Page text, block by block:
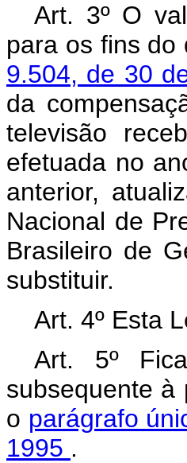
Art. 3º O
para os fins do
9.504, de 30
da
televisão
efetuada no
anterior,
Nacional de
Brasileiro de
substituir.
Art. 4º Esta
Art. 5º
subsequente
o parágrafo
1995 .